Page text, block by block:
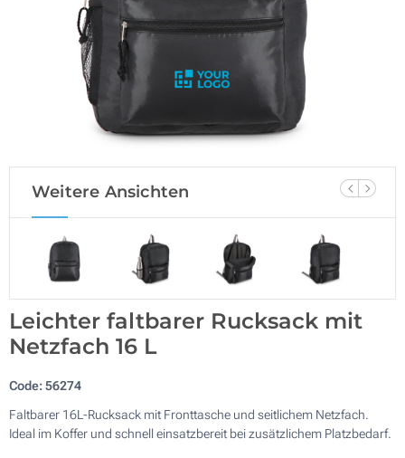
Weitere Ansichten
Leichter faltbarer Rucksack mit
Netzfach 16 L
Code:56274
Faltbarer 16L-Rucksack mit Fronttasche und seitlichem Netzfach.
Ideal im Koffer und schnell einsatzbereit bei zusätzlichem Platzbedarf.